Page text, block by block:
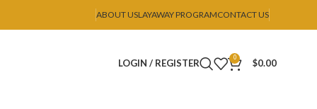
ABOUT USLAYAWAY PROGRAMCONTACT US
LOGIN / REGISTER 0 $0.00